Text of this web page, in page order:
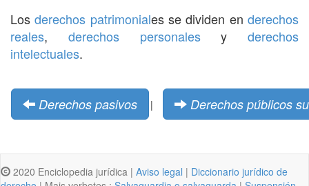
Losderechos patrimoniales se dividen enderechos
reales, derechos personalesy derechos
intelectuales.
Derechos pasivos | Derechos públicos
2020 Enciclopedia jurídica | Aviso legal | Diccionario jurídico de